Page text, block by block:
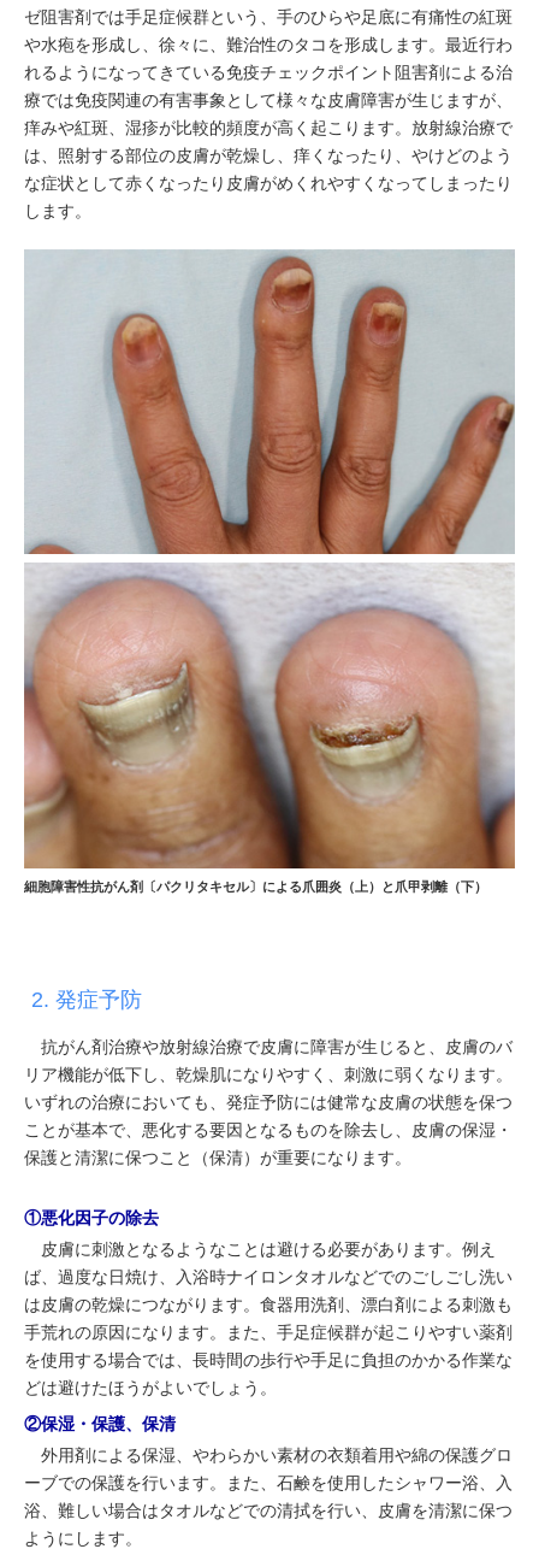
ゼ阻害剤では手足症候群という、手のひらや足底に有痛性の紅斑
や水疱を形成し、徐々に、難治性のタコを形成します。最近行わ
れるようになってきている免疫チェックポイント阻害剤による治
療では免疫関連の有害事象として様々な皮膚障害が生じますが、
痒みや紅斑、湿疹が比較的頻度が高く起こります。放射線治療で
は、照射する部位の皮膚が乾燥し、痒くなったり、やけどのよう
な症状として赤くなったり皮膚がめくれやすくなってしまったり
します。
細胞障害性抗がん剤〔パクリタキセル〕による爪囲炎（上）と爪甲剥離（下）
2. 発症予防
抗がん剤治療や放射線治療で皮膚に障害が生じると、皮膚のバ
リア機能が低下し、乾燥肌になりやすく、刺激に弱くなります。
いずれの治療においても、発症予防には健常な皮膚の状態を保つ
ことが基本で、悪化する要因となるものを除去し、皮膚の保湿・
保護と清潔に保つこと（保清）が重要になります。
①悪化因子の除去
皮膚に刺激となるようなことは避ける必要があります。例え
ば、過度な日焼け、入浴時ナイロンタオルなどでのごしごし洗い
は皮膚の乾燥につながります。食器用洗剤、漂白剤による刺激も
手荒れの原因になります。また、手足症候群が起こりやすい薬剤
を使用する場合では、長時間の歩行や手足に負担のかかる作業な
どは避けたほうがよいでしょう。
②保湿・保護、保清
外用剤による保湿、やわらかい素材の衣類着用や綿の保護グロ
ーブでの保護を行います。また、石鹸を使用したシャワー浴、入
浴、難しい場合はタオルなどでの清拭を行い、皮膚を清潔に保つ
ようにします。